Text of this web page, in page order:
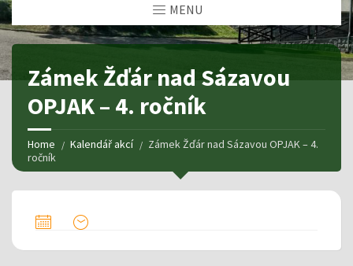
MENU
Zámek Žďár nad Sázavou
OPJAK – 4. ročník
Home Kalendář akcí
Zámek Žďár nad Sázavou OPJAK – 4.
ročník